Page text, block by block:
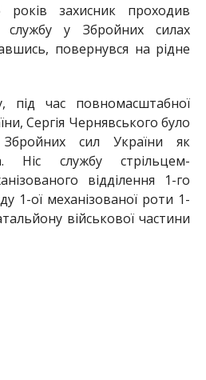
років захисник проходив
службу у Збройних силах
повернувся на рідне
під час повномасштабної
Сергія Чернявського було
сил України як
Ніс службу стрільцем-
відділення 1-го
1-ої механізованої роти 1-
військової частини